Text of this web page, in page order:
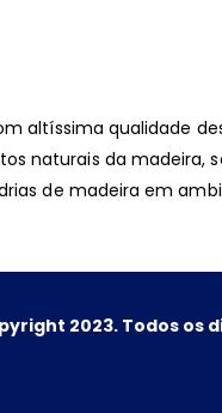
altíssima qualidade
naturais da madeira,
de madeira em
2023. Todos os